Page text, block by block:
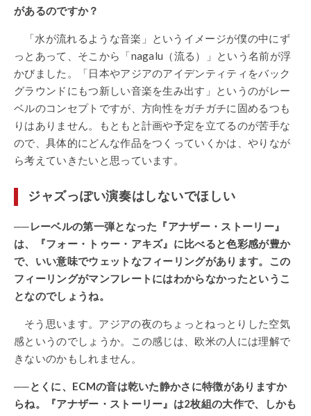
があるのですか？
「水が流れるような音楽」というイメージが僕の中にず
っとあって、そこから「nagalu（流る）」という名前が浮
かびました。「日本やアジアのアイデンティティをバック
グラウンドにもつ新しい音楽を生み出す」というのがレー
ベルのコンセプトですが、方向性をガチガチに固めるつも
りはありません。もともと計画や予定を立てるのが苦手な
ので、具体的にどんな作品をつくっていくかは、やりなが
ら考えていきたいと思っています。
ジャズっぽい演奏はしないでほしい
──レーベルの第一弾となった『アナザー・ストーリー』
は、『フォー・トゥー・アキズ』に比べると色彩感が豊か
で、いい意味でウェットなフィーリングがあります。この
フィーリングがマンフレートにはわからなかったというこ
となのでしょうね。
そう思います。アジアの夜のちょっとねっとりした空気
感というのでしょうか。この感じは、欧米の人には理解で
きないのかもしれません。
──とくに、ECMの音は乾いた静かさに特徴がありますか
らね。『アナザー・ストーリー』は2枚組の大作で、しかも